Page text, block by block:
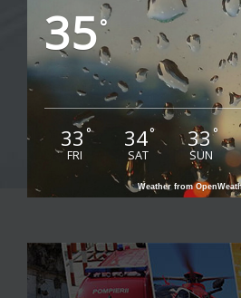
35°
33 °
FRI
34°
SAT
33 °
SUN
Weather from